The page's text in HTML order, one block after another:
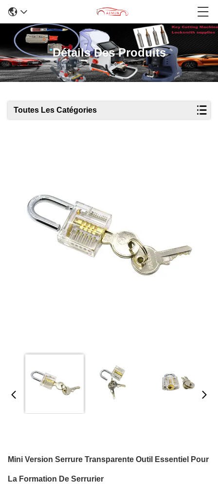
Détails Des Produits
Toutes Les Catégories
Mini Version Serrure Transparente Outil Essentiel Pour
La Formation De Serrurier